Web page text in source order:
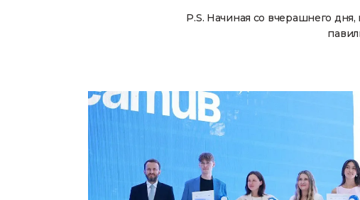
P.S. Начиная со вчерашнего